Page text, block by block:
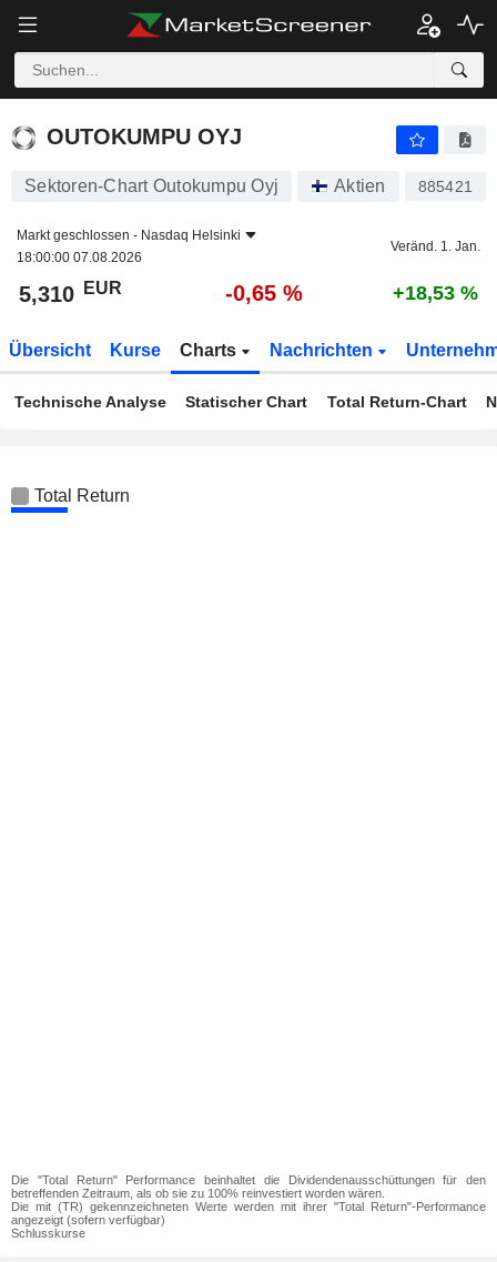
OUTOKUMPU OYJ
OUTOKUMPU OYJ
Sektoren-Chart Outokumpu Oyj Aktien 885421
Markt geschlossen - Nasdaq Helsinki
18:00:00 07.08.2026
Veränd. 1. Jan.
5,310 EUR -0,65 % +18,53 %
Übersicht Kurse Charts Nachrichten
Technische Analyse Statischer Chart Total Return-Chart
Total Return
Die "Total Return" Performance beinhaltet die Dividendenausschüttungen für den
betreffenden Zeitraum, als ob sie zu 100% reinvestiert worden wären.
Die mit (TR) gekennzeichneten Werte werden mit ihrer "Total Return"-Performance
angezeigt (sofern verfügbar)
Schlusskurse